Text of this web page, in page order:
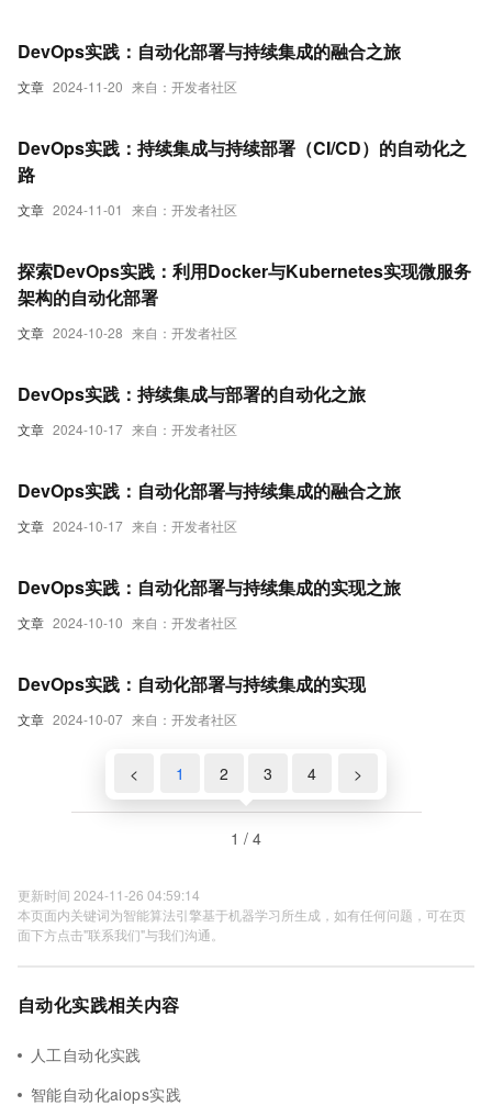
文章 2024-11-20 来自：开发者社区
DevOps实践：自动化部署与持续集成的融合之旅
文章 2024-11-01 来自：开发者社区
DevOps实践：持续集成与持续部署（CI/CD）的自动化之
路
文章 2024-10-28 来自：开发者社区
探索DevOps实践：利用Docker与Kubernetes实现微服务
架构的自动化部署
文章 2024-10-17 来自：开发者社区
DevOps实践：持续集成与部署的自动化之旅
文章 2024-10-17 来自：开发者社区
DevOps实践：自动化部署与持续集成的融合之旅
文章 2024-10-10 来自：开发者社区
DevOps实践：自动化部署与持续集成的实现之旅
文章 2024-10-07 来自：开发者社区
DevOps实践：自动化部署与持续集成的实现
< 1 2 3 4 >
1 / 4
更新时间 2024-11-26 04:59:14
本页面内关键词为智能算法引擎基于机器学习所生成，如有任何问题，可在页
面下方点击"联系我们"与我们沟通。
自动化实践相关内容
人工自动化实践
智能自动化aiops实践